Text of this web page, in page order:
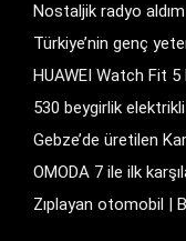
Nostaljik radyo aldım
Türkiye’nin genç
HUAWEI Watch Fit
530 beygirlik
Gebze’de üretilen
OMODA 7 ile ilk
Zıplayan otomobil |